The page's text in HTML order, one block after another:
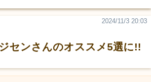
センさんのオススメ5選に!!
2024/11/3 20:03